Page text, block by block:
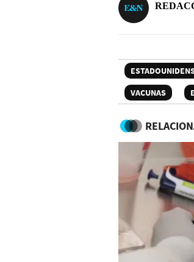
VACUNAS